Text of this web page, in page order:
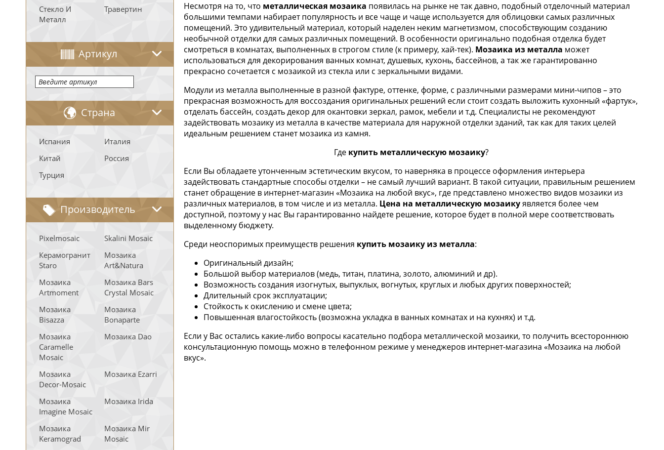
Стекло И
Металл
Травертин
Артикул
Страна
Испания
Италия
Китай
Россия
Турция
Производитель
Pixelmosaic
Skalini Mosaic
Керамогранит
Staro
Мозаика
Art&Natura
Мозаика
Artmoment
Мозаика Bars
Crystal Mosaic
Мозаика
Bisazza
Мозаика
Bonaparte
Мозаика
Caramelle
Mosaic
Мозаика Dao
Мозаика
Decor-Mosaic
Мозаика Ezarri
Мозаика
Imagine Mosaic
Мозаика Irida
Мозаика
Keramograd
Мозаика Mir
Mosaic
Несмотря на то, что металлическая мозаика появилась на рынке не так давно, подобный отделочный материал
большими темпами набирает популярность и все чаще и чаще используется для облицовки самых различных
помещений. Это удивительный материал, который наделен неким магнетизмом, способствующим созданию
необычной отделки для самых различных помещений. В особенности оригинально подобная отделка будет
смотреться в комнатах, выполненных в строгом стиле (к примеру, хай-тек). Мозаика из металла может
использоваться для декорирования ванных комнат, душевых, кухонь, бассейнов, а так же гарантированно
прекрасно сочетается с мозаикой из стекла или с зеркальными видами.
Модули из металла выполненные в разной фактуре, оттенке, форме, с различными размерами мини-чипов – это
прекрасная возможность для воссоздания оригинальных решений если стоит создать выложить кухонный «фартук»,
отделать бассейн, создать декор для окантовки зеркал, рамок, мебели и т.д. Специалисты не рекомендуют
задействовать мозаику из металла в качестве материала для наружной отделки зданий, так как для таких целей
идеальным решением станет мозаика из камня.
Где купить металлическую мозаику?
Если Вы обладаете утонченным эстетическим вкусом, то наверняка в процессе оформления интерьера
задействовать стандартные способы отделки – не самый лучший вариант. В такой ситуации, правильным решением
станет обращение в интернет-магазин «Мозаика на любой вкус», где представлено множество видов мозаики из
различных материалов, в том числе и из металла. Цена на металлическую мозаикуявляется более чем
доступной, поэтому у нас Вы гарантированно найдете решение, которое будет в полной мере соответствовать
выделенному бюджету.
Среди неоспоримых преимуществ решения купить мозаику из металла:
Оригинальный дизайн;
Большой выбор материалов (медь, титан, платина, золото, алюминий и др).
Возможность создания изогнутых, выпуклых, вогнутых, круглых и любых других поверхностей;
Длительный срок эксплуатации;
Стойкость к окислению и смене цвета;
Повышенная влагостойкость (возможна укладка в ванных комнатах и на кухнях) и т.д.
Если у Вас остались какие-либо вопросы касательно подбора металлической мозаики, то получить всестороннюю
консультационную помощь можно в телефонном режиме у менеджеров интернет-магазина «Мозаика на любой
вкус».